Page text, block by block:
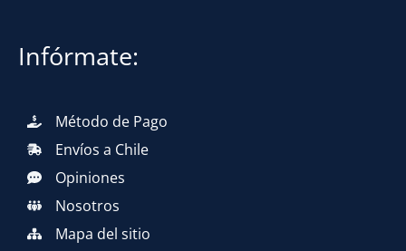
Infórmate:
Método de Pago
Envíos a Chile
Opiniones
Nosotros
Mapa del sitio